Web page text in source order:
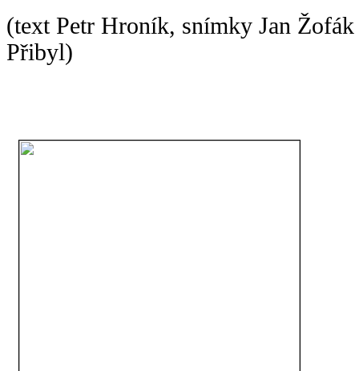
(text Petr Hroník, snímky Jan
Přibyl)